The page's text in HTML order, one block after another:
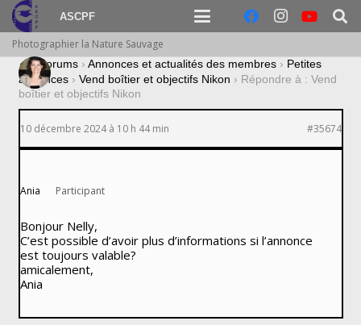
ASCPF
Photographier la Nature Sauvage
› Forums › Annonces et actualités des membres › Petites
annonces › Vend boîtier et objectifs Nikon › Répondre à : Vend
boîtier et objectifs Nikon
10 décembre 2024 à 10 h 44 min #35674
Ania Participant
Bonjour Nelly,
C’est possible d’avoir plus d’informations si l’annonce
est toujours valable?
amicalement,
Ania